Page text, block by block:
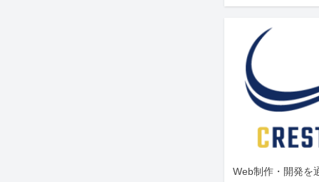
Web制作・開発を